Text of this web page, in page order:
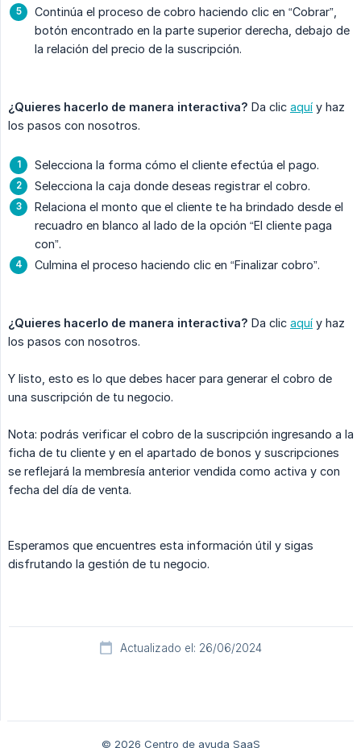
Continúa el proceso de cobro haciendo clic en “Cobrar”,
botón encontrado en la parte superior derecha, debajo de
la relación del precio de la suscripción.
¿Quieres hacerlo de manera interactiva? Da clic aquí y haz
los pasos con nosotros.
Selecciona la forma cómo el cliente efectúa el pago.
Selecciona la caja donde deseas registrar el cobro.
Relaciona el monto que el cliente te ha brindado desde el
recuadro en blanco al lado de la opción “El cliente paga
con”.
Culmina el proceso haciendo clic en “Finalizar cobro”.
¿Quieres hacerlo de manera interactiva? Da clic aquí y haz
los pasos con nosotros.
Y listo, esto es lo que debes hacer para generar el cobro de
una suscripción de tu negocio.
Nota: podrás verificar el cobro de la suscripción ingresando a la
ficha de tu cliente y en el apartado de bonos y suscripciones
se reflejará la membresía anterior vendida como activa y con
fecha del día de venta.
Esperamos que encuentres esta información útil y sigas
disfrutando la gestión de tu negocio.
Actualizado el: 26/06/2024
© 2026 Centro de ayuda SaaS